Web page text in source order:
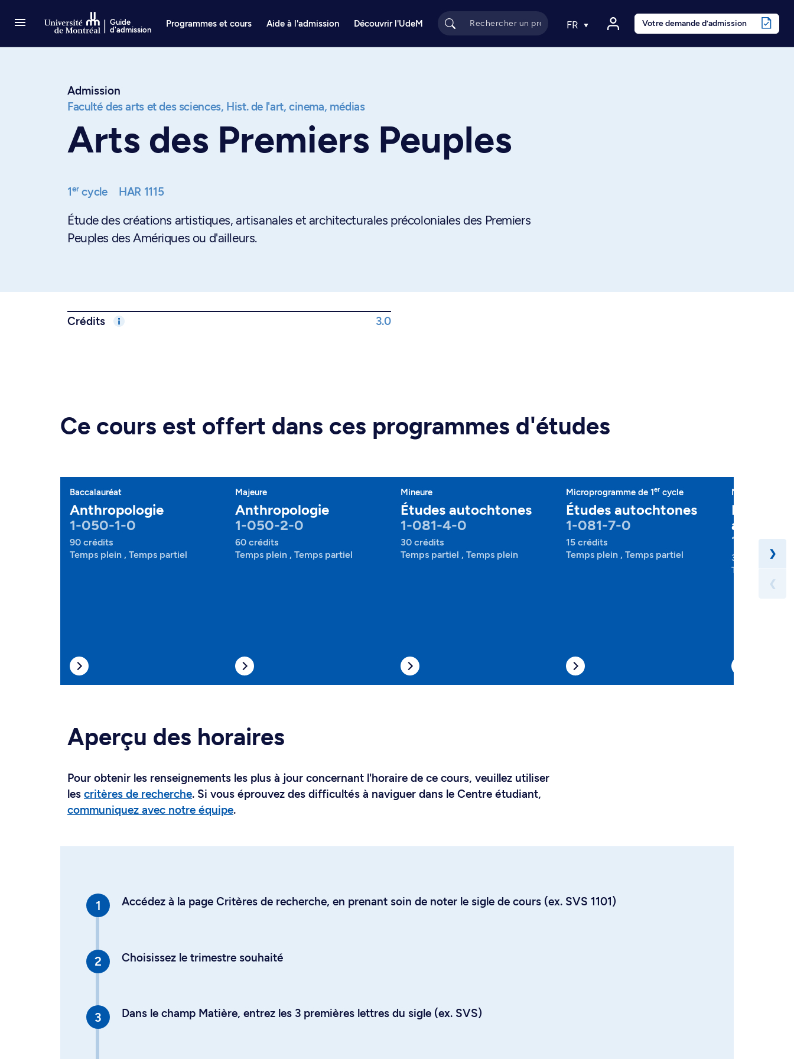
Guide
d'admission
Programmes et cours Aide à l'admission Découvrir l'UdeM FR Votre demande d’admission
Admission
Faculté des arts et des sciences, Hist. de l'art, cinema, médias
Arts des Premiers Peuples
1ercycle HAR 1115
Étude des créations artistiques, artisanales et architecturales précoloniales des Premiers
Peuples des Amériques ou d'ailleurs.
Crédits 3.0
Ce cours est offert dans ces programmes d'études
Baccalauréat
Anthropologie
1-050-1-0
90 crédits
Temps plein , Temps partiel
Majeure
Anthropologie
1-050-2-0
60 crédits
Temps plein , Temps partiel
Mineure
Études autochtones
1-081-4-0
30 crédits
Temps partiel , Temps plein
Microprogramme de 1er cycle
Études autochtones
1-081-7-0
15 crédits
Temps plein , Temps partiel
Mineure
Études
1-092-4-
30 crédits
Temps plein ,
❯
❮
Aperçu des horaires
Pour obtenir les renseignements les plus à jour concernant l'horaire de ce cours, veuillez utiliser
les critères de recherche. Si vous éprouvez des difficultés à naviguer dans le Centre étudiant,
communiquez avec notre équipe.
Accédez à la page Critères de recherche, en prenant soin de noter le sigle de cours (ex. SVS 1101)
Choisissez le trimestre souhaité
Dans le champ Matière, entrez les 3 premières lettres du sigle (ex. SVS)